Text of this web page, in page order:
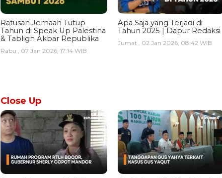
Ratusan Jemaah Tutup
Tahun di Speak Up Palestina
& Tabligh Akbar Republika
Rabu , 07 Jan 2026, 17:14 WIB
Apa Saja yang Terjadi di
Tahun 2025 | Dapur Redaksi
Jumat , 02 Jan 2026, 08:42 WIB
Close Up